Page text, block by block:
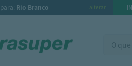
Rio Branco alterar